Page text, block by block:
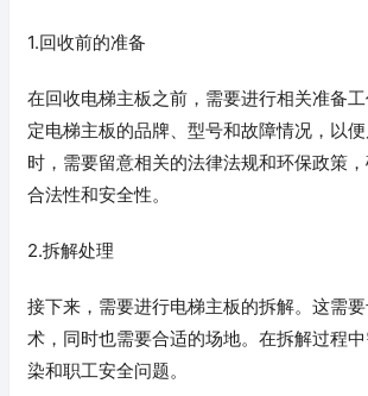
1.回收前的准备
在回收电梯主板之前，需要进行相关准备
定电梯主板的品牌、型号和故障情况，以
时，需要留意相关的法律法规和环保政策
合法性和安全性。
2.拆解处理
接下来，需要进行电梯主板的拆解。这需
术，同时也需要合适的场地。在拆解过程
染和职工安全问题。